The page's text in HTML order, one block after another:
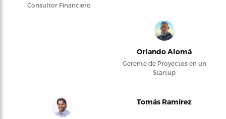
Consultor Financiero
Orlando Alomá
Gerente de Proyectos en un
Startup
Tomás Ramírez